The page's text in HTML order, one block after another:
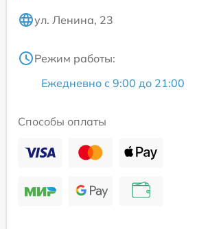
ул. Ленина, 23
Режим работы:
Ежедневно с 9:00 до 21:00
Способы оплаты